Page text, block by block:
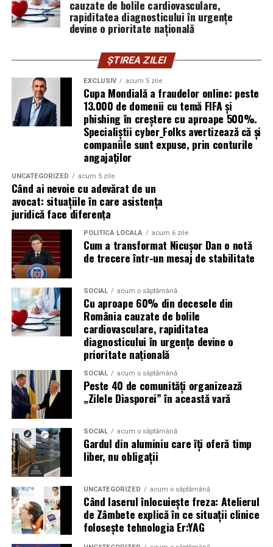
cyber_Folks România.
Subiectul a fost semnalat și de FBI, care a inclus în
informările din ultima lună amenințările asociate
turneului, de la fraude online și furtul datelor până la
operațiuni de dezinformare.
Avertismentele publice s-au concentrat în principal
asupra fanilor și infrastructurii orașelor gazdă, însă
specialiștii atrag atenția că firmele pot fi afectate
inclusiv atunci când nu au nicio legătură directă cu
industria sportului, turismului sau vânzarea de bilete.
Atacurile sunt mai eficiente în contextul
evenimentelor globale
Campaniile de phishing asociate evenimentelor
importante profită de interesul public ridicat, de
presiunea timpului și de teama utilizatorilor că ar putea
pierde o ofertă sau o oportunitate. Mesajele care anunță
ultimele bilete disponibile, acces limitat la o transmisie
sau câștigarea unui premiu pot determina utilizatorii să
reacționeze înainte de a verifica sursa.
Turneul se încheie pe 19 iulie, iar specialiștii anticipează
o intensificare a activității frauduloase în perioada
finalei. Printre cele mai utilizate pretexte se numără
transmisiunile pirat, biletele revândute, pariurile,
tombolele, concursurile și falsele oferte de călătorie.
Pentru a răspunde riscurilor tot mai complexe,
cyber_Folks a lansat la finalul lunii iunie robo_Folks,
primul asistent AI integrat într-un panou de hosting
din România. Acesta poate efectua, la cererea
utilizatorului, un audit al securității site-ului, care
include verificarea certificatelor SSL, a configurărilor
DNS și a sistemelor SPF, DKIM și DMARC utilizate
pentru protecția e-mailului împotriva uzurpării
cauzate de bolile cardiovasculare,
rapiditatea diagnosticului în urgențe
devine o prioritate națională
ȘTIREA ZILEI
EXCLUSIV acum 5 zile
Cupa Mondială a fraudelor online: peste
13.000 de domenii cu temă FIFA și
phishing în creștere cu aproape 500%.
Specialiștii cyber_Folks avertizează că și
companiile sunt expuse, prin conturile
angajaților
UNCATEGORIZED acum 5 zile
Când ai nevoie cu adevărat de un
avocat: situațiile în care asistența
juridică face diferența
POLITICĂ LOCALĂ acum 6 zile
Cum a transformat Nicușor Dan o notă
de trecere într-un mesaj de stabilitate
SOCIAL acum o săptămână
Cu aproape 60% din decesele din
România cauzate de bolile
cardiovasculare, rapiditatea
diagnosticului în urgențe devine o
prioritate națională
SOCIAL acum o săptămână
Peste 40 de comunități organizează
„Zilele Diasporei” în această vară
SOCIAL acum o săptămână
Gardul din aluminiu care îți oferă timp
liber, nu obligații
UNCATEGORIZED acum o săptămână
Când laserul înlocuiește freza: Atelierul
de Zâmbete explică în ce situații clinice
folosește tehnologia Er:YAG